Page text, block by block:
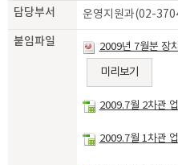
담당부서 운영지원과(02-
붙임파일 2009년 7월분 장
미리보기
2009.7월 2차관
2009.7월 1차관